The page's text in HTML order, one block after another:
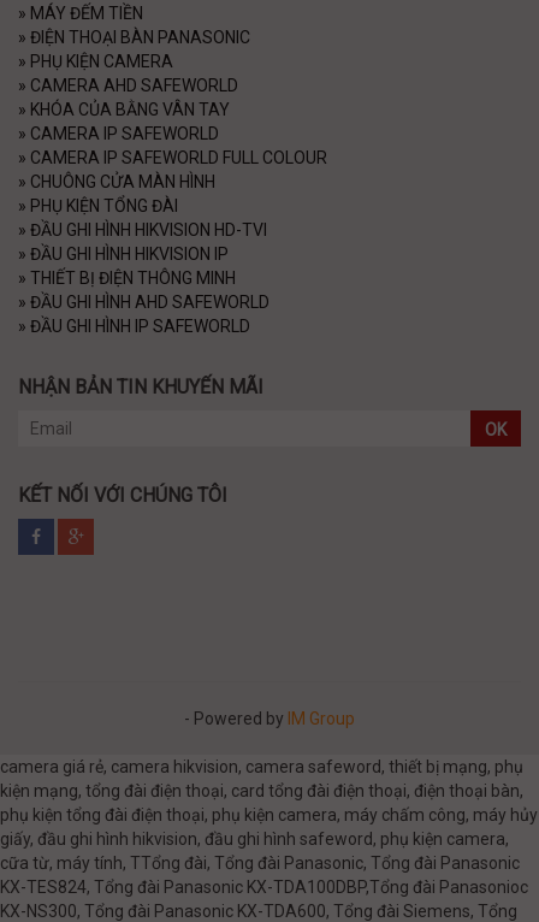
» MÁY ĐẾM TIỀN
» ĐIỆN THOẠI BÀN PANASONIC
» PHỤ KIỆN CAMERA
» CAMERA AHD SAFEWORLD
» KHÓA CỦA BẰNG VÂN TAY
» CAMERA IP SAFEWORLD
» CAMERA IP SAFEWORLD FULL COLOUR
» CHUÔNG CỬA MÀN HÌNH
» PHỤ KIỆN TỔNG ĐÀI
» ĐẦU GHI HÌNH HIKVISION HD-TVI
» ĐẦU GHI HÌNH HIKVISION IP
» THIẾT BỊ ĐIỆN THÔNG MINH
» ĐẦU GHI HÌNH AHD SAFEWORLD
» ĐẦU GHI HÌNH IP SAFEWORLD
NHẬN BẢN TIN KHUYẾN MÃI
OK
KẾT NỐI VỚI CHÚNG TÔI
- Powered by IM Group
camera giá rẻ, camera hikvision, camera safeword, thiết bị mạng, phụ
kiện mạng, tổng đài điện thoại, card tổng đài điện thoại, điện thoại bàn,
phụ kiện tổng đài điện thoại, phụ kiện camera, máy chấm công, máy hủy
giấy, đầu ghi hình hikvision, đầu ghi hình safeword, phụ kiện camera,
cữa từ, máy tính, TTổng đài, Tổng đài Panasonic, Tổng đài Panasonic
KX-TES824, Tổng đài Panasonic KX-TDA100DBP,Tổng đài Panasonioc
KX-NS300, Tổng đài Panasonic KX-TDA600, Tổng đài Siemens, Tổng